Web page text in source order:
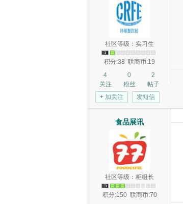
社区等级：实习生
积分:38 联商币:19
4
关注
0
粉丝
2
帖子
+ 加关注
发短信
食品展讯
社区等级：柜组长
积分:150 联商币:70